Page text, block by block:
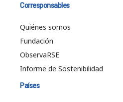
Corresponsables
Quiénes somos
Fundación
ObservaRSE
Informe de Sostenibilidad
Países